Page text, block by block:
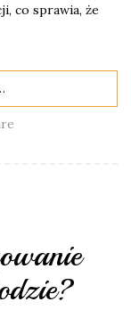
co sprawia, że